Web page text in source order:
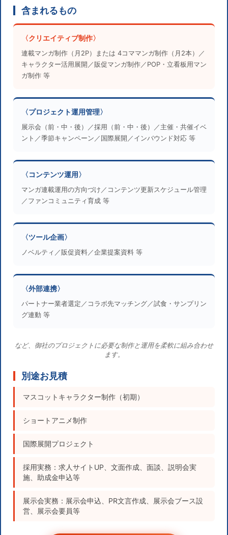
含まれるもの
〈クリエイティブ制作〉
連載マンガ制作（月2P）または 4コママンガ制作（月2本）／
キャラクター活用展開／販促マンガ制作／POP・立看板用マン
ガ制作 等
〈プロジェクト運用管理〉
展示会（前・中・後）／採用（前・中・後）／主催・共催イベ
ント／季節キャンペーン／国際展開／インバウンド対応 等
〈コンテンツ運用〉
マンガ連載運用の方向づけ／コンテンツ更新スケジュール管理
／ファンコミュニティ育成 等
〈ツール企画〉
ノベルティ／販促資料／企業提案資料 等
〈外部連携〉
パートナー業者選定／コラボ先マッチング／試食・サンプリン
グ連動 等
など、御社のプロジェクトに必要な制作と運用を柔軟に組み合わせ
ます。
別途お見積
マスコットキャラクター制作（初期）
ショートアニメ制作
国際展開プロジェクト
採用実務：求人サイトUP、文面作成、面談、説明会実
施、助成金申込等
展示会実務：展示会申込、PR文言作成、展示会ブース設
営、展示会要員等